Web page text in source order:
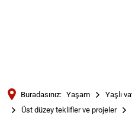
Buradasınız: Yaşam
Yaşlı
Üst düzey teklifler ve projeler